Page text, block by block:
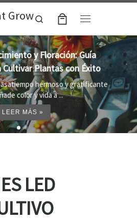
Grow
Search
para indoor: la clave para un
óptimo de tus plantas
plantas en el interior, es importante
el entorno adecuado ...
LEER MÁS »
LED